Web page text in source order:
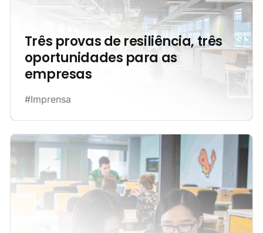
Três provas de resiliência, três
oportunidades para as
empresas
#Imprensa